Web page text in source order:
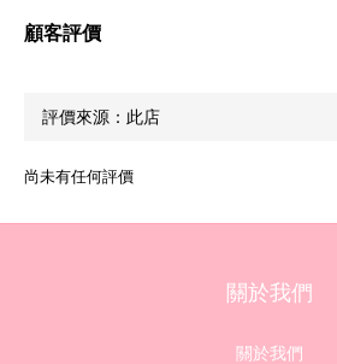
顧客評價
尚未有任何評價
關於我們
關於我們